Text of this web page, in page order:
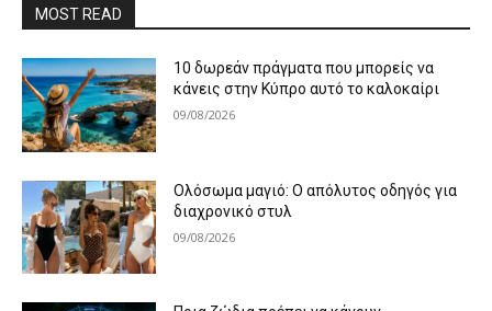
MOST READ
10 δωρεάν πράγματα που μπορείς να
κάνεις στην Κύπρο αυτό το καλοκαίρι
09/08/2026
Ολόσωμα μαγιό: Ο απόλυτος οδηγός για
διαχρονικό στυλ
09/08/2026